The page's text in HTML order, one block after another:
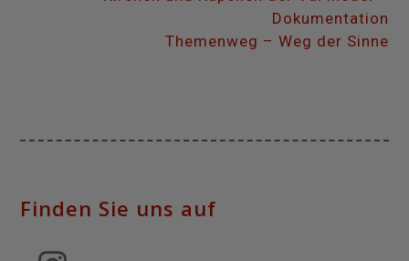
Dokumentation
Themenweg – Weg der Sinne
Finden Sie uns auf